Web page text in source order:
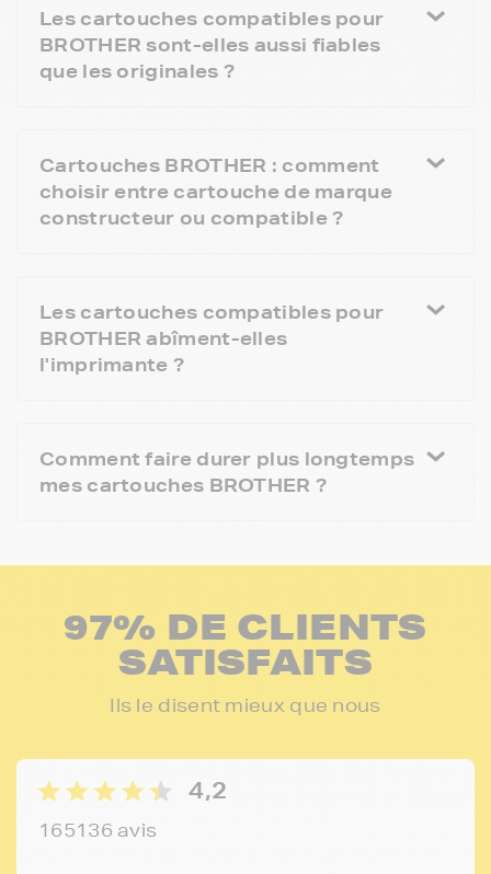
Les cartouches compatibles pour
BROTHER sont-elles aussi fiables
que les originales ?
Cartouches BROTHER : comment
choisir entre cartouche de marque
constructeur ou compatible ?
Les cartouches compatibles pour
BROTHER abîment-elles
l'imprimante ?
Comment faire durer plus longtemps
mes cartouches BROTHER ?
97% DE CLIENTS
SATISFAITS
Ils le disent mieux que nous
4,2
165136 avis